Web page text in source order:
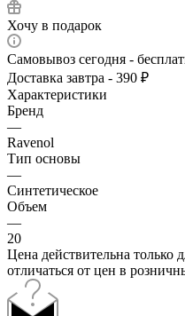
Хочу в подарок
Самовывоз сегодня -
Доставка завтра - 390 ₽
Характеристики
Бренд
—
Ravenol
Тип основы
—
Синтетическое
Объем
—
20
Цена действительна только
отличаться от цен в